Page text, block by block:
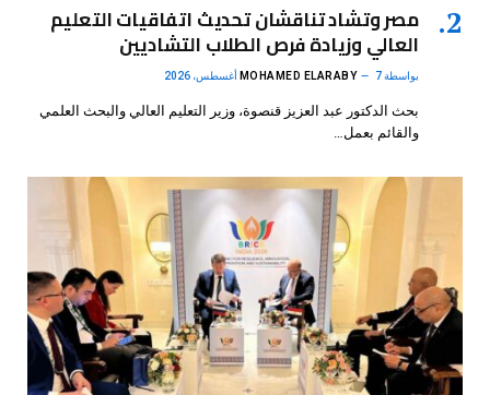
مصر وتشاد تناقشان تحديث اتفاقيات التعليم
العالي وزيادة فرص الطلاب التشاديين
بواسطة MOHAMED ELARABY 7 أغسطس، 2026
بحث الدكتور عبد العزيز قنصوة، وزير التعليم العالي والبحث العلمي
والقائم بعمل…